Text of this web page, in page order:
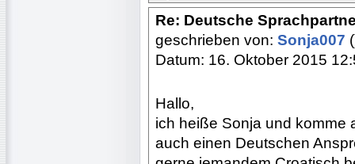
Re: Deutsche
geschrieben von: Sonja007
Datum: 16. Oktober 2015
Hallo,
ich heiße Sonja und komme
auch einen Deutschen